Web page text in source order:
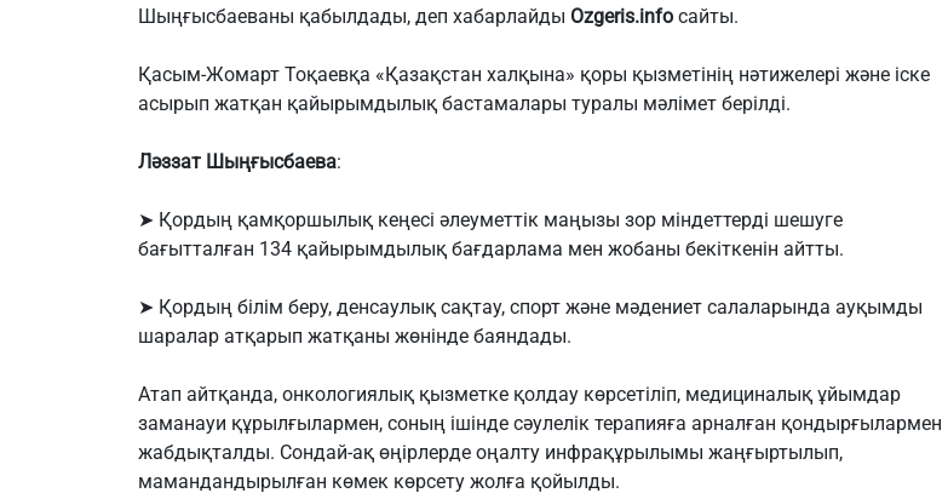
Шыңғысбаеваны қабылдады, деп хабарлайды Ozgeris.info сайты.
Қасым-Жомарт Тоқаевқа «Қазақстан халқына» қоры қызметінің нәтижелері және іске
асырып жатқан қайырымдылық бастамалары туралы мәлімет берілді.
Ләззат Шыңғысбаева:
➤ Қордың қамқоршылық кеңесі әлеуметтік маңызы зор міндеттерді шешуге
бағытталған 134 қайырымдылық бағдарлама мен жобаны бекіткенін айтты.
➤ Қордың білім беру, денсаулық сақтау, спорт және мәдениет салаларында ауқымды
шаралар атқарып жатқаны жөнінде баяндады.
Атап айтқанда, онкологиялық қызметке қолдау көрсетіліп, медициналық ұйымдар
заманауи құрылғылармен, соның ішінде сәулелік терапияға арналған қондырғылармен
жабдықталды. Сондай-ақ өңірлерде оңалту инфрақұрылымы жаңғыртылып,
мамандандырылған көмек көрсету жолға қойылды.